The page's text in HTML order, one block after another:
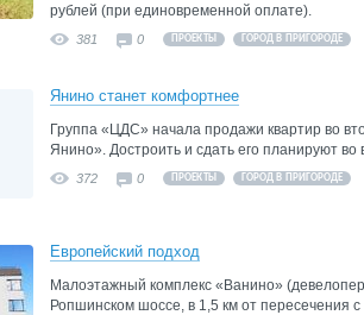
рублей (при единовременной оплате).
381 0 ПРОЕКТЫ ГОРОД В ПРИГОРОДЕ
Янино станет комфортнее
Группа «ЦДС» начала продажи квартир во
Янино». Достроить и сдать его планируют во
372 0 ПРОЕКТЫ ГОРОД В ПРИГОРОДЕ
Европейский подход
Малоэтажный комплекс «Ванино»
Ропшинском шоссе, в 1,5 км от пересечения